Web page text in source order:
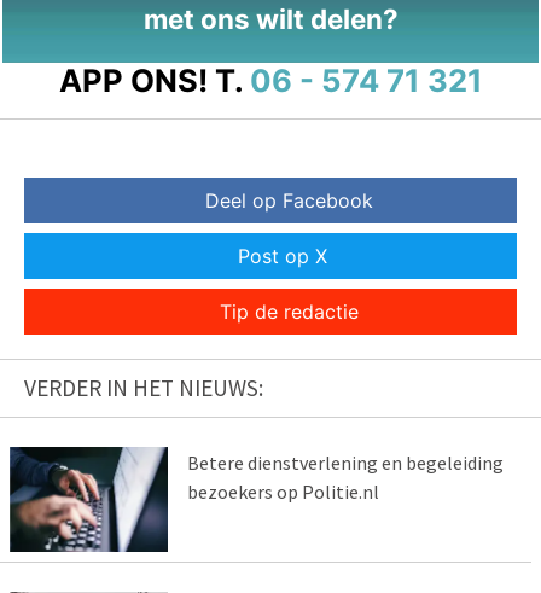
met ons wilt delen?
APP ONS! T. 06 - 574 71 321
Deel op Facebook
Post op X
Tip de redactie
VERDER IN HET NIEUWS:
Betere dienstverlening en begeleiding
bezoekers op Politie.nl